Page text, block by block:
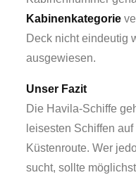
Kabinenkategorie
Deck nicht eindeutig
ausgewiesen.
Unser Fazit
Die Havila-Schiffe
leisesten Schiffen
Küstenroute. Wer
sucht, sollte